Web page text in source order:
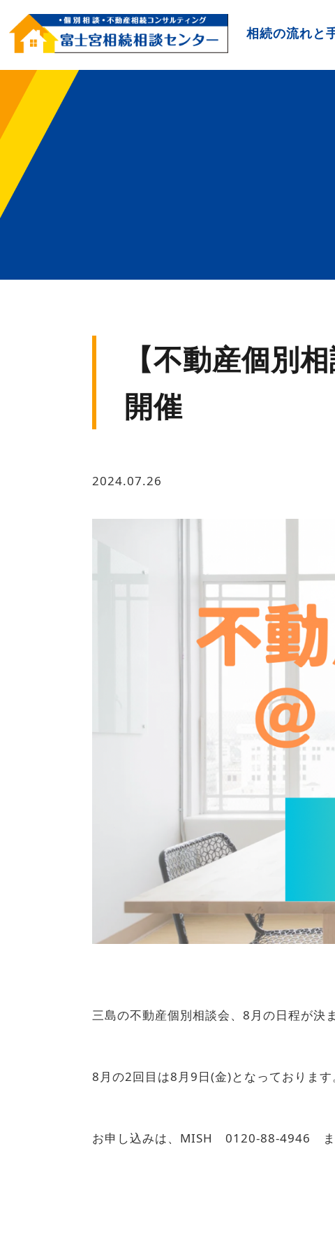
相続の流れと
【不動産個別
開催
2024.07.26
三島の不動産個別相談会、8月の日程が決
8月の2回目は8月9日(金)となっております
お申し込みは、MISH 0120-88-4946 ま